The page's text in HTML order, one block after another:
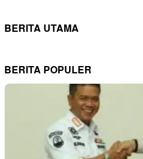
BERITA UTAMA
BERITA POPULER